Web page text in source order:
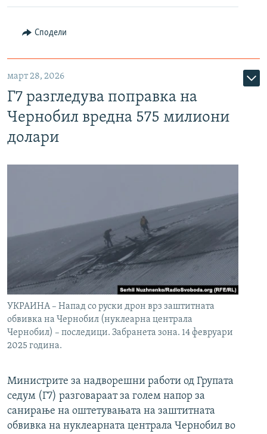
Сподели
март 28, 2026
Г7 разгледува поправка на
Чернобил вредна 575 милиони
долари
УКРАИНА – Напад со руски дрон врз заштитната
обвивка на Чернобил (нуклеарна централа
Чернобил) – последици. Забранета зона. 14 февруари
2025 година.
Министрите за надворешни работи од Групата
седум (Г7) разговараат за голем напор за
санирање на оштетувањата на заштитната
обвивка на нуклеарната централа Чернобил во